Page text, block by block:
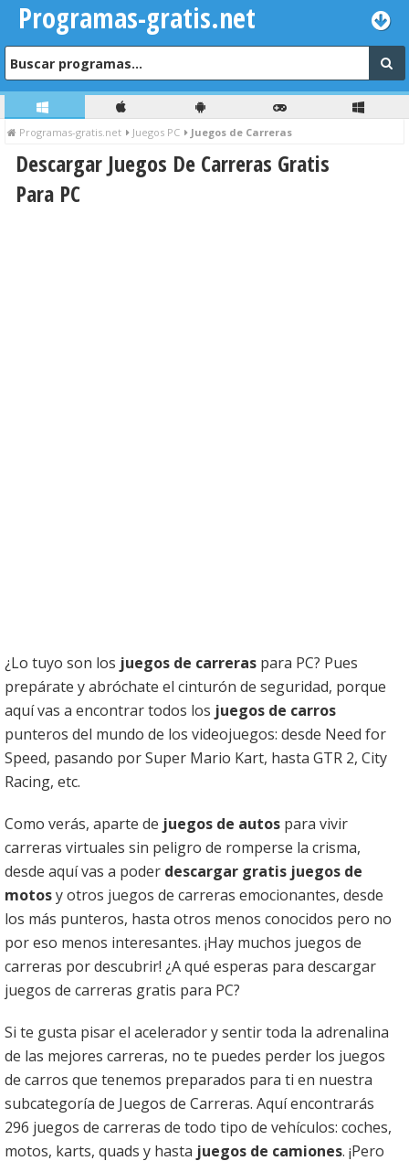
Programas-gratis.net
Programas-gratis.net Juegos PC Juegos de Carreras
Descargar Juegos De Carreras Gratis
Para PC
¿Lo tuyo son los juegos de carreras para PC? Pues
prepárate y abróchate el cinturón de seguridad, porque
aquí vas a encontrar todos los juegos de carros
punteros del mundo de los videojuegos: desde Need for
Speed, pasando por Super Mario Kart, hasta GTR 2, City
Racing, etc.
Como verás, aparte de juegos de autos para vivir
carreras virtuales sin peligro de romperse la crisma,
desde aquí vas a poder descargar gratis juegos de
motosy otros juegos de carreras emocionantes, desde
los más punteros, hasta otros menos conocidos pero no
por eso menos interesantes. ¡Hay muchos juegos de
carreras por descubrir! ¿A qué esperas para descargar
juegos de carreras gratis para PC?
Si te gusta pisar el acelerador y sentir toda la adrenalina
de las mejores carreras, no te puedes perder los juegos
de carros que tenemos preparados para ti en nuestra
subcategoría de Juegos de Carreras. Aquí encontrarás
296 juegos de carreras de todo tipo de vehículos: coches,
motos, karts, quads y hasta juegos de camiones. ¡Pero